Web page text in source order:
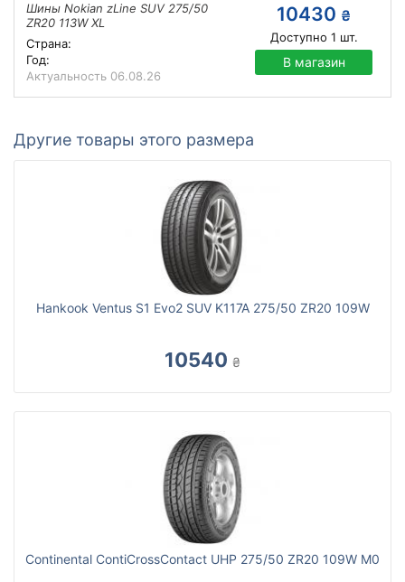
Шины Nokian zLine SUV 275/50
ZR20 113W XL
Страна:
Год:
Актуальность 06.08.26
10430 ₴
Доступно 1 шт.
В магазин
Другие товары этого размера
Hankook Ventus S1 Evo2 SUV K117A 275/50 ZR20 109W
10540 ₴
Continental ContiCrossContact UHP 275/50 ZR20 109W M0